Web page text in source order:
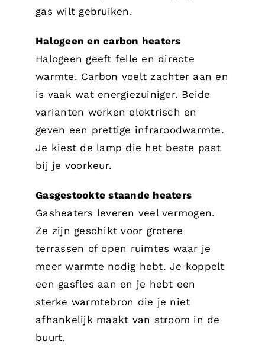
gas wilt gebruiken.
Halogeen en carbon heaters
Halogeen geeft felle en directe
warmte. Carbon voelt zachter aan en
is vaak wat energiezuiniger. Beide
varianten werken elektrisch en
geven een prettige infraroodwarmte.
Je kiest de lamp die het beste past
bij je voorkeur.
Gasgestookte staande heaters
Gasheaters leveren veel vermogen.
Ze zijn geschikt voor grotere
terrassen of open ruimtes waar je
meer warmte nodig hebt. Je koppelt
een gasfles aan en je hebt een
sterke warmtebron die je niet
afhankelijk maakt van stroom in de
buurt.